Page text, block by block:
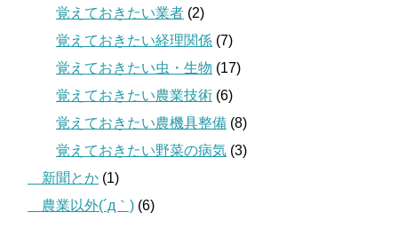
覚えておきたい業者 (2)
覚えておきたい経理関係 (7)
覚えておきたい虫・生物 (17)
覚えておきたい農業技術 (6)
覚えておきたい農機具整備 (8)
覚えておきたい野菜の病気 (3)
＿新聞とか (1)
＿農業以外(´д｀) (6)